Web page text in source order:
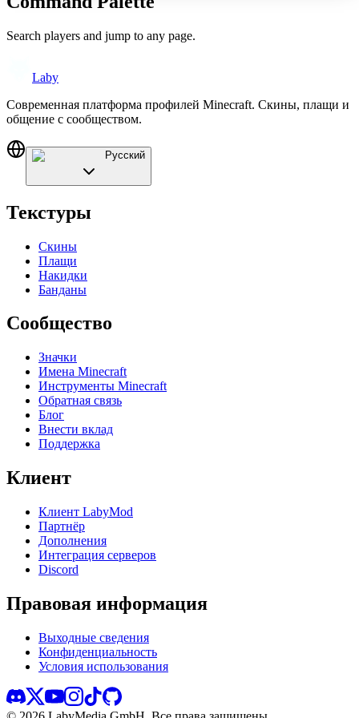
Search players and jump to any page.
Laby
Современная платформа профилей Minecraft. Скины, плащи и
общение с сообществом.
Русский
Текстуры
Скины
Плащи
Накидки
Банданы
Сообщество
Значки
Имена Minecraft
Инструменты Minecraft
Обратная связь
Блог
Внести вклад
Поддержка
Клиент
Клиент LabyMod
Партнёр
Дополнения
Интеграция серверов
Discord
Правовая информация
Выходные сведения
Конфиденциальность
Условия использования